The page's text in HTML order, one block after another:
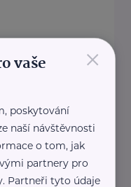
věcí ČR
×
vaše
poskytování
naší návštěvnosti
o tom, jak
partnery pro
Partneři tyto údaje